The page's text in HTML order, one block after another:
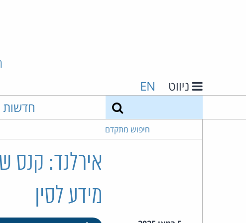
ניווט EN
חדשות
חיפוש מתקדם
מידע לסין